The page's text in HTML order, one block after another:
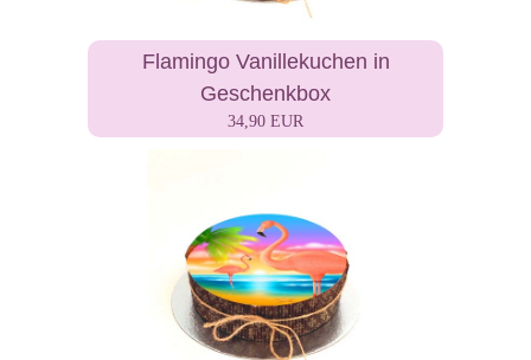
Flamingo Vanillekuchen in
Geschenkbox
34,90 EUR